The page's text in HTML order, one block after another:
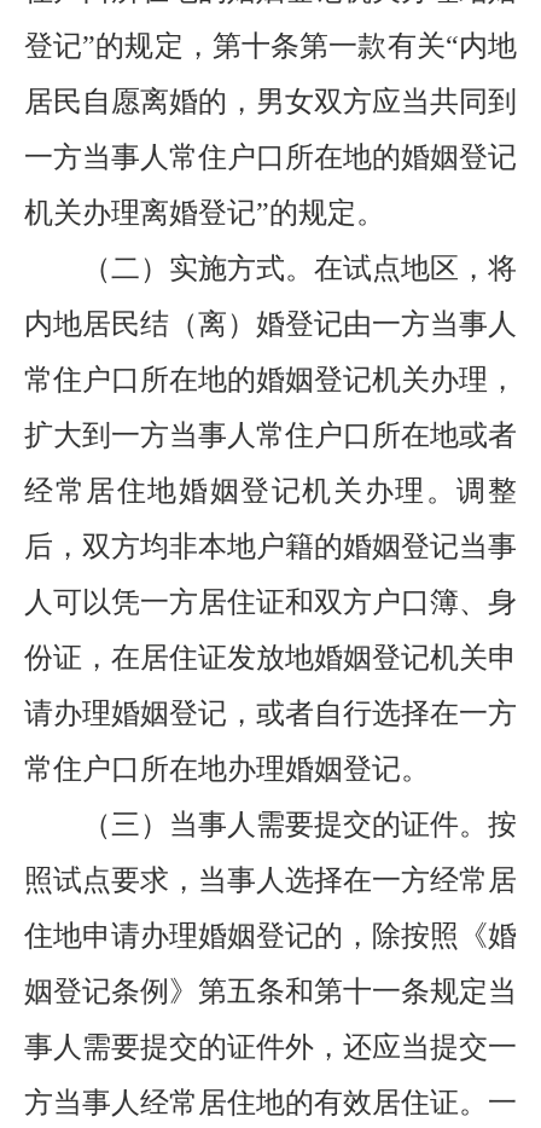
登记”的规定，第十条第一款有关“内地
居民自愿离婚的，男女双方应当共同到
一方当事人常住户口所在地的婚姻登记
机关办理离婚登记”的规定。
（二）实施方式。 在试点地区，将
内地居民结（离）婚登记由一方当事人
常住户口所在地的婚姻登记机关办理，
扩大到一方当事人常住户口所在地或者
经常居住地婚姻登记机关办理。调整
后，双方均非本地户籍的婚姻登记当事
人可以凭一方居住证和双方户口簿、身
份证，在居住证发放地婚姻登记机关申
请办理婚姻登记，或者自行选择在一方
常住户口所在地办理婚姻登记。
（三）当事人需要提交的证件。 按
照试点要求，当事人选择在一方经常居
住地申请办理婚姻登记的，除按照《婚
姻登记条例》第五条和第十一条规定当
事人需要提交的证件外，还应当提交一
方当事人经常居住地的有效居住证。一